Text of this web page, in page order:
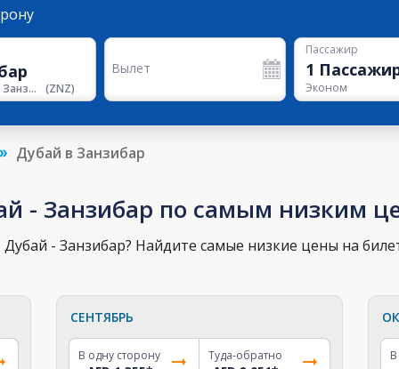
Аэропорт Занзибара (ZNZ)
Вылет
Пассажир
1
Эконом
Дубай в Занзибар
- Занзибар по самым низким
- Занзибар? Найдите самые низкие цены на
СЕНТЯБРЬ
В одну сторону Туда-обратно